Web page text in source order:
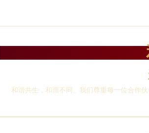
和谐共生，和而不同。我们尊重每一位合作